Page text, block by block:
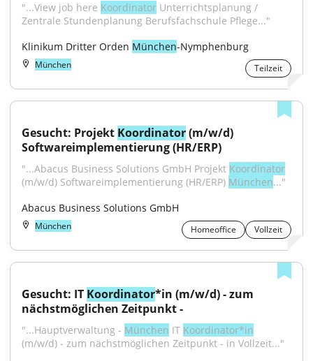
"...View job here Koordinator Unterrichtsplanung /
Zentrale Stundenplanung Berufsfachschule Pflege..."
Klinikum Dritter Orden München-Nymphenburg
München Teilzeit
Gesucht: Projekt Koordinator (m/w/d)
Softwareimplementierung (HR/ERP)
"...Abacus Business Solutions GmbH Projekt Koordinator
(m/w/d) Softwareimplementierung (HR/ERP) München..."
Abacus Business Solutions GmbH
München Homeoffice Vollzeit
Gesucht: IT Koordinator*in (m/w/d) - zum
nächstmöglichen Zeitpunkt -
"...Hauptverwaltung - München IT Koordinator*in
(m/w/d) - zum nächstmöglichen Zeitpunkt - in Vollzeit..."